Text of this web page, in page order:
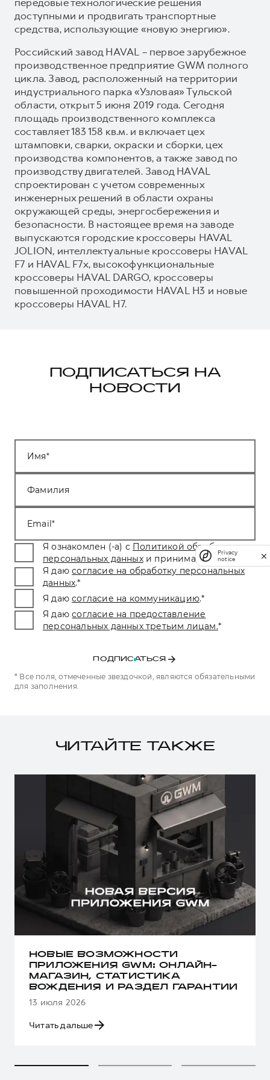
доступными и продвигать транспортные
средства, использующие «новую энергию».
Российский завод HAVAL – первое зарубежное
производственное предприятие GWM полного
цикла. Завод, расположенный на территории
индустриального парка «Узловая» Тульской
области, открыт 5 июня 2019 года. Сегодня
площадь производственного комплекса
составляет 183 158 кв.м. и включает цех
штамповки, сварки, окраски и сборки, цех
производства компонентов, а также завод по
производству двигателей. Завод HAVAL
спроектирован с учетом современных
инженерных решений в области охраны
окружающей среды, энергосбережения и
безопасности. В настоящее время на заводе
выпускаются городские кроссоверы HAVAL
JOLION, интеллектуальные кроссоверы HAVAL
F7 и HAVAL F7x, высокофункциональные
кроссоверы HAVAL DARGO, кроссоверы
повышенной проходимости HAVAL H3 и новые
кроссоверы HAVAL H7.
ПОДПИСАТЬСЯ НА
НОВОСТИ
Имя
Фамилия
Email
Я ознакомлен (-а) с Политикой обработки
персональных данных и принимаю условия.
Я даю согласие на обработку персональных
данных.*
Я даю согласие на коммуникацию.*
Я даю согласие на предоставление
персональных данных третьим лицам.*
ПОДПИСАТЬСЯ
* Все поля, отмеченные звездочкой, являются обязательными
для заполнения.
ЧИТАЙТЕ ТАКЖЕ
НОВЫЕ ВОЗМОЖНОСТИ
ПРИЛОЖЕНИЯ GWM: ОНЛАЙН-
МАГАЗИН, СТАТИСТИКА
ВОЖДЕНИЯ И РАЗДЕЛ ГАРАНТИИ
13 июля 2026
Читать дальше
Privacy
notice